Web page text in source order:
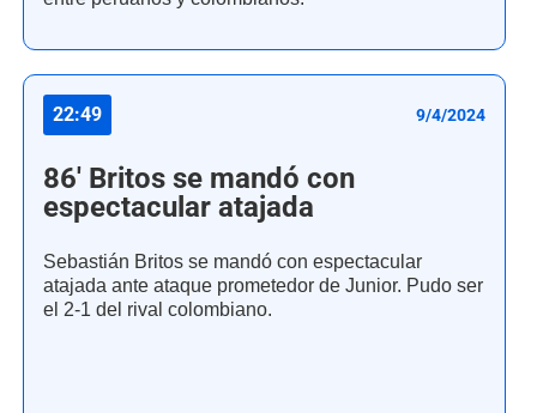
22:49 9/4/2024
86' Britos se mandó con
espectacular atajada
Sebastián Britos se mandó con espectacular
atajada ante ataque prometedor de Junior. Pudo ser
el 2-1 del rival colombiano.